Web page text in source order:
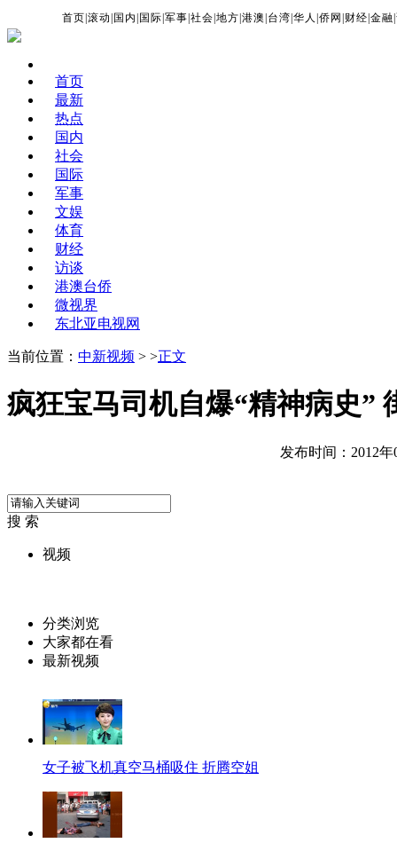
首页 |滚动 国内 国际 |军事 |社会 |地方 |港澳 台湾 |华人 |侨网 财经 |金融 |
首页
最新
热点
国内
社会
国际
军事
文娱
体育
财经
访谈
港澳台侨
微视界
东北亚电视网
当前位置： 中新视频 > >正文
疯狂宝马司机自爆“精神病史”
发布时间：2012年
搜 索
视频
分类浏览
大家都在看
最新视频
女子被飞机真空马桶吸住 折腾空姐